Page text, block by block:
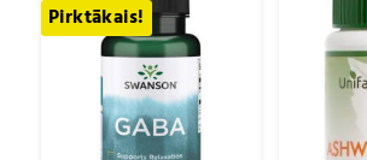
Pirktākais!